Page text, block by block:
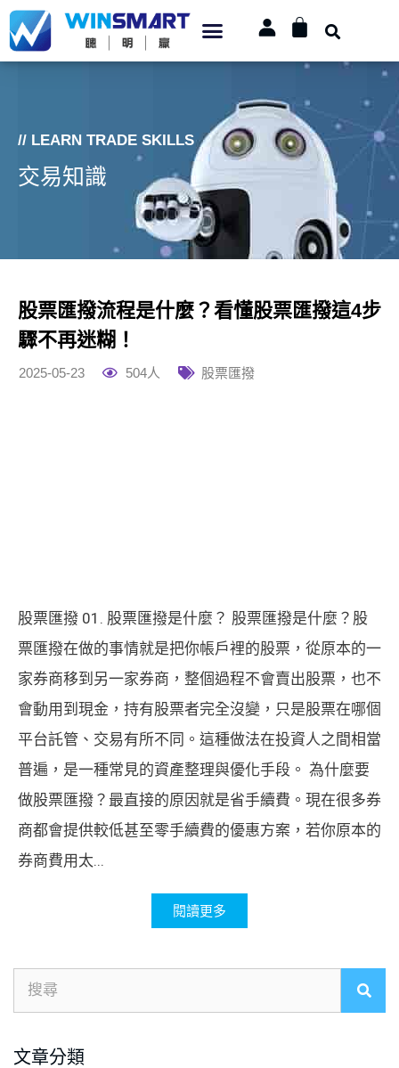
// LEARN TRADE SKILLS
交易知識
股票匯撥流程是什麼？看懂股票匯撥這4步
驟不再迷糊！
2025-05-23 504人 股票匯撥
股票匯撥 01. 股票匯撥是什麼？ 股票匯撥是什麼？股
票匯撥在做的事情就是把你帳戶裡的股票，從原本的一
家券商移到另一家券商，整個過程不會賣出股票，也不
會動用到現金，持有股票者完全沒變，只是股票在哪個
平台託管、交易有所不同。這種做法在投資人之間相當
普遍，是一種常見的資產整理與優化手段。 為什麼要
做股票匯撥？最直接的原因就是省手續費。現在很多券
商都會提供較低甚至零手續費的優惠方案，若你原本的
券商費用太...
閱讀更多
文章分類